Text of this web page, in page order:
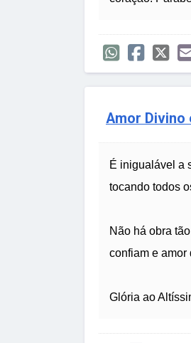
Amor Divino
É inigualável a
tocando todos
Não há obra
confiam e amor
Glória ao